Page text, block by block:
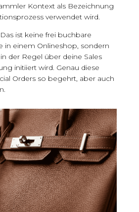
Kontext als Bezeichnung
verwendet wird.
ist keine frei buchbare
in einem Onlineshop, sondern
der Regel über deine Sales
initiiert wird. Genau diese
Orders so begehrt, aber auch